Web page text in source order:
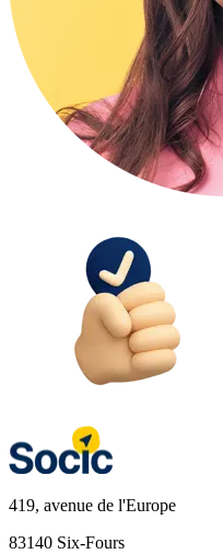
419, avenue de l'Europe
83140 Six-Fours